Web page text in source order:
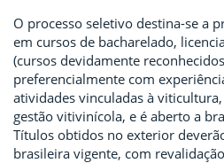
O processo seletivo destina-se a
em cursos de bacharelado,
(cursos devidamente
preferencialmente com
atividades vinculadas à
gestão vitivinícola, e é aberto a
Títulos obtidos no exterior
brasileira vigente, com